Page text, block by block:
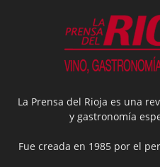
La Prensa del Rioja es una
y gastronomía
Fue creada en 1985 por el